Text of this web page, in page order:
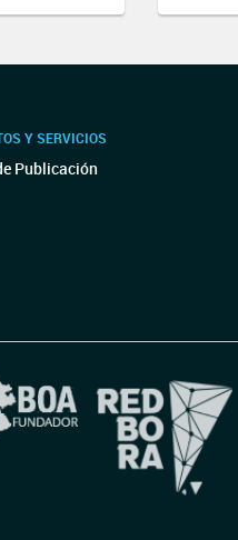
Y SERVICIOS
Publicación